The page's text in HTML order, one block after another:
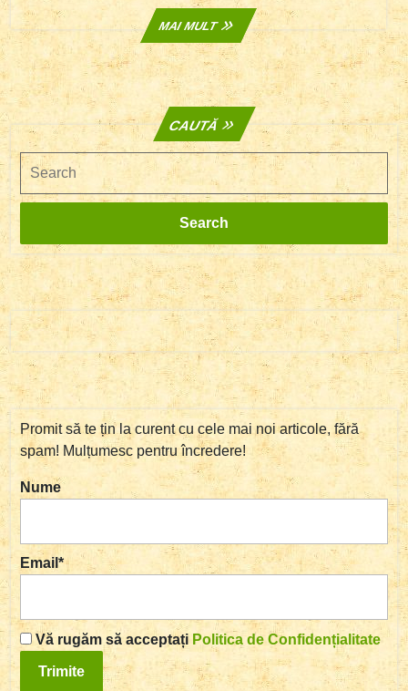
MAI MULT
MAI
MULT
CAUTĂ
Search
Search
Promit să te țin la curent cu cele mai noi articole, fără
spam! Mulțumesc pentru încredere!
Nume
Email*
Vă rugăm să acceptați Politica de Confidențialitate